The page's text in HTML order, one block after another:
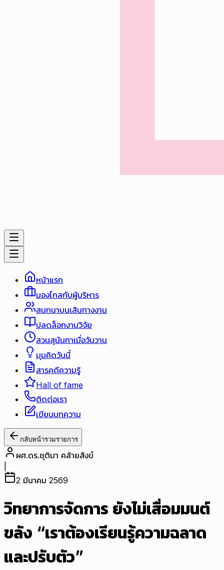
หน้าแรก
มองไกลกับผู้บริหาร
สนทนาบนเส้นทางงาน
ปลดล็อกงานวิจัย
สวนสุนันทาเมื่อวันวาน
มุมคิดวันนี้
สารคดีความรู้
Hall of fame
ติดต่อเรา
เขียนบทความ
กลับหน้ารวมรายการ
ผศ.ดร.ชุติมา คล้ายสังข์
2 มีนาคม 2569
วิทยาการจัดการ ยังไม่เสื่อมมนต์
ขลัง “เราต้องเรียนรู้ความฉลาด
และปรับตัว”